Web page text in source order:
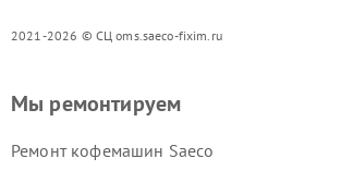
2021-2026 © СЦ oms.saeco-fixim.ru
Мы ремонтируем
Ремонт кофемашин Saeco